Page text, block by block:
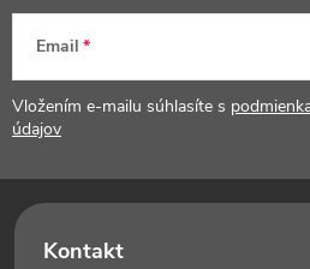
p
ä
i
e
Email
Vložením e-mailu súhlasíte s
údajov